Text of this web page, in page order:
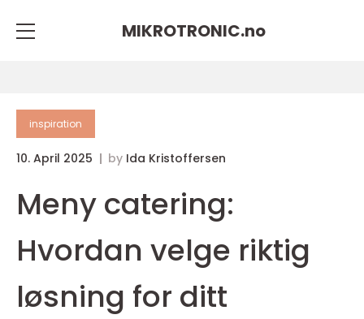
MIKROTRONIC.no
inspiration
10. April 2025 by Ida Kristoffersen
Meny catering:
Hvordan velge riktig
løsning for ditt